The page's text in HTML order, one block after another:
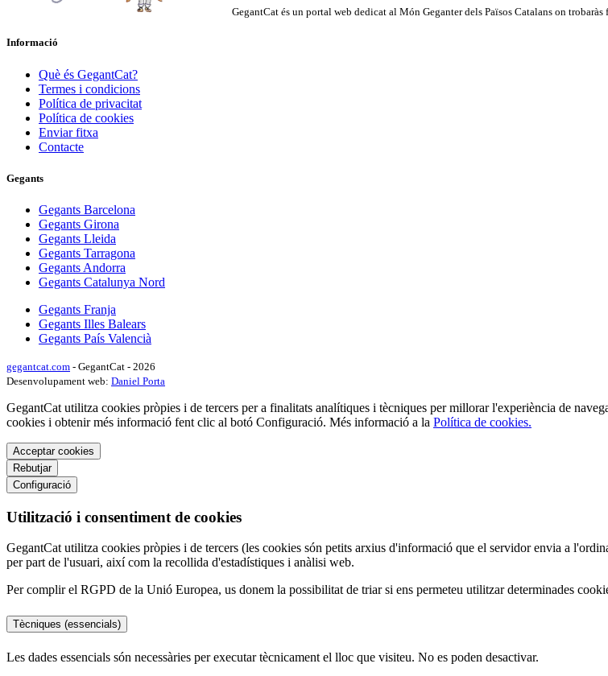
GegantCat és un portal web dedicat al Món Geganter dels Països Catalans on
Informació
Què és GegantCat?
Termes i condicions
Política de privacitat
Política de cookies
Enviar fitxa
Contacte
Gegants
Gegants Barcelona
Gegants Girona
Gegants Lleida
Gegants Tarragona
Gegants Andorra
Gegants Catalunya Nord
Gegants Franja
Gegants Illes Balears
Gegants País Valencià
gegantcat.com - GegantCat - 2026
Desenvolupament web: Daniel Porta
GegantCat utilitza cookies pròpies i de tercers per a finalitats analítiques i tècniques per millorar l'experiència de
cookies i obtenir més informació fent clic al botó Configuració. Més informació a la Política de cookies.
Acceptar cookies
Rebutjar
Configuració
Utilització i consentiment de cookies
GegantCat utilitza cookies pròpies i de tercers (les cookies són petits arxius d'informació que el servidor envia a
per part de l'usuari, així com la recollida d'estadístiques i anàlisi web.
Per complir el RGPD de la Unió Europea, us donem la possibilitat de triar si ens permeteu utilitzar determinades
Tècniques (essencials)
Les dades essencials són necessàries per executar tècnicament el lloc que visiteu. No es poden desactivar.